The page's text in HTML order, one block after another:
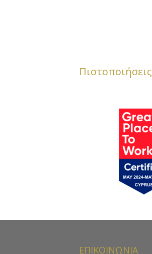
Πιστοποιήσεις
ΕΠΙΚΟΙΝΩΝΙΑ